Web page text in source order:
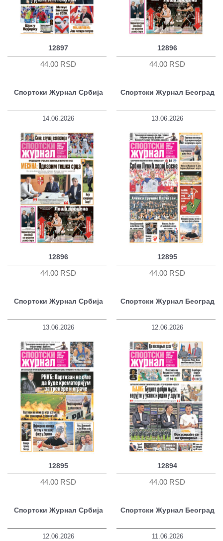
12897
44.00 RSD
12896
44.00 RSD
Спортски Журнал Србија
14.06.2026
12896
44.00 RSD
Спортски Журнал Београд
13.06.2026
12895
44.00 RSD
Спортски Журнал Србија
13.06.2026
12895
44.00 RSD
Спортски Журнал Београд
12.06.2026
12894
44.00 RSD
Спортски Журнал Србија
12.06.2026
Спортски Журнал Београд
11.06.2026